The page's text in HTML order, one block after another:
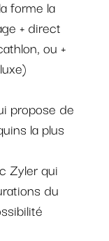
forme la
+ direct
ou +
propose de
la plus
Zyler qui
du